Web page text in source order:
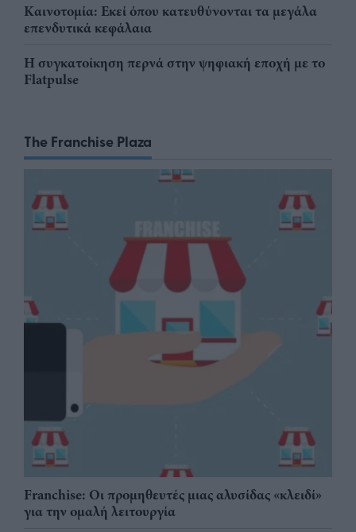
Καινοτομία: Εκεί όπου κατευθύνονται τα μεγάλα
επενδυτικά κεφάλαια
Η συγκατοίκηση περνά στην ψηφιακή εποχή με το
Flatpulse
The Franchise Plaza
Franchise: Οι προμηθευτές μιας αλυσίδας «κλειδί»
για την ομαλή λειτουργία